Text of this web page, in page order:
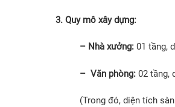
3. Quy mô xây dựng:
– Nhà xưởng: 01 tầng,
– Văn phòng: 02 tầng,
(Trong đó, diện tích